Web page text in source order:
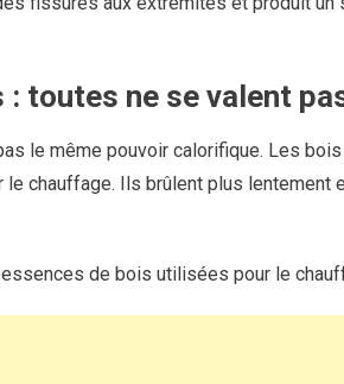
toutes ne se valent
le même pouvoir calorifique. Les
chauffage. Ils brûlent plus lentement
de bois utilisées pour le